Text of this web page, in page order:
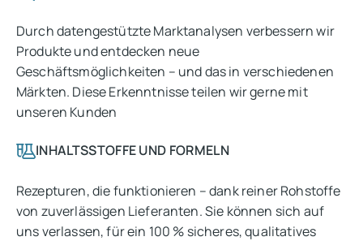
Durch datengestützte Marktanalysen verbessern wir
Produkte und entdecken neue
Geschäftsmöglichkeiten – und das in verschiedenen
Märkten. Diese Erkenntnisse teilen wir gerne mit
unseren Kunden
INHALTSSTOFFE UND FORMELN
Rezepturen, die funktionieren – dank reiner Rohstoffe
von zuverlässigen Lieferanten. Sie können sich auf
uns verlassen, für ein 100 % sicheres, qualitatives